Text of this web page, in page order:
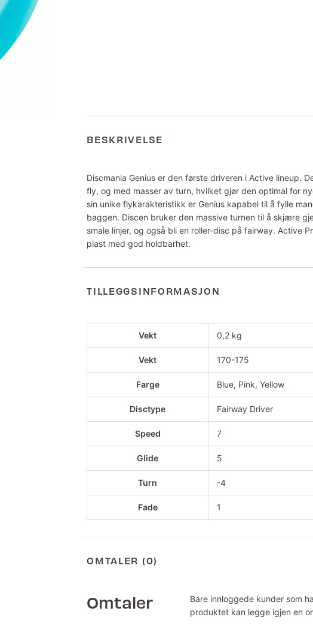
BESKRIVELSE
Discmania Genius er den første driveren i Active lineup.
fly, og med masser av turn, hvilket gjør den optimal for
sin unike flykarakteristikk er Genius kapabel til å fylle
baggen. Discen bruker den massive turnen til å skjære
smale linjer, og også bli en roller-disc på fairway. Active
plast med god holdbarhet.
TILLEGGSINFORMASJON
Vekt 0,2 kg
Vekt 170-175
Farge Blue, Pink, Yellow
Disctype Fairway Driver
Speed 7
Glide 5
Turn -4
Fade 1
OMTALER (0)
Omtaler
Bare innloggede kunder som
produktet kan legge igjen en